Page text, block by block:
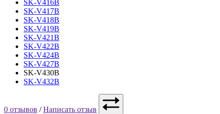
SK-V416B
SK-V417B
SK-V418B
SK-V419B
SK-V421B
SK-V422B
SK-V424B
SK-V427B
SK-V430B
SK-V432B
0 отзывов /Написать отзыв